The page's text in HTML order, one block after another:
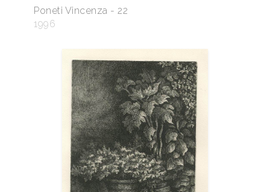
Poneti Vincenza - 22
1996